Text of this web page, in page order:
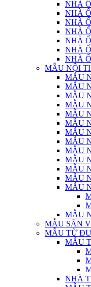
NHÀ
NHÀ
NHÀ
NHÀ
NHÀ
NHÀ
NHÀ
MẪU NỘI
MẪU
MẪU
MẪU
MẪU
MẪU
MẪU
MẪU
MẪU
MẪU
MẪU
MẪU
MẪU
MẪU
MẪU
MẪU SÂN
MẪU TỪ
MẪU
NHÀ